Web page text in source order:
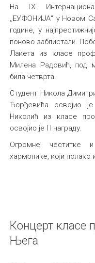
На IX
,,ЕУФОНИЈА" у Новом
године, у
поново заблистали.
Лакета из класе
Милена Радовић, под
била четврта.
Студент Никола
Ђорђевића освојио
Николић из класе
освојио је II награду.
Огромне честитке
хармонике, који полако
Концерт класе
Њега